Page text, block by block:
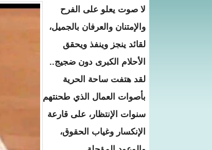
لا صوت يعلو على الفرح
والإمتنان والعرفان بالجميل،
لقائد ينجز وينفذ ويحقق
الأحلام الكبرى دون ضجيج..
لقد هتفت ساحة الحرية
بأصوات العمال الذي طحنتهم
سنوات الإنتظار، على قارعة
الإنكسار وغياب الحقوق،